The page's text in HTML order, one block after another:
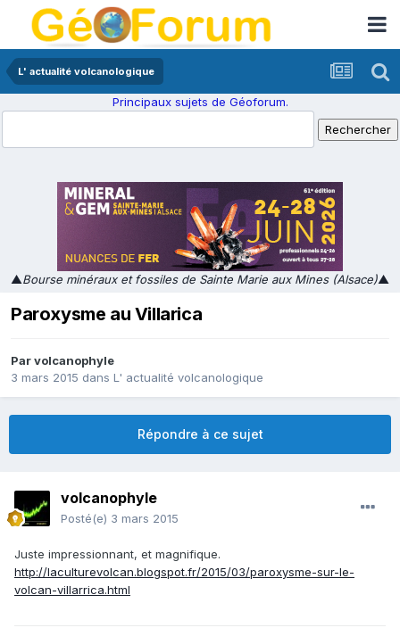
L' actualité volcanologique
Principaux sujets de Géoforum.
▲Bourse minéraux et fossiles de Sainte Marie aux Mines (Alsace)▲
Paroxysme au Villarica
Parvolcanophyle
3 mars 2015 dans L' actualité volcanologique
Répondre à ce sujet
volcanophyle
Posté(e) 3 mars 2015
Juste impressionnant, et magnifique.
http://laculturevolcan.blogspot.fr/2015/03/paroxysme-sur-le-
volcan-villarrica.html